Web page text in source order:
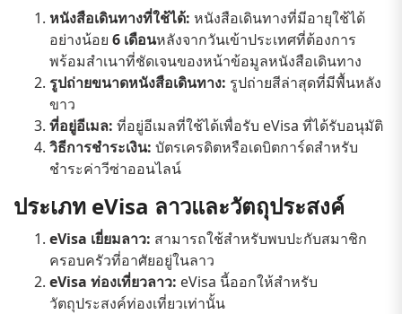
หนังสือเดินทางที่ใช้ได้: หนังสือเดินทางที่มีอายุใช้ได้
อย่างน้อย 6 เดือนหลังจากวันเข้าประเทศที่ต้องการ
พร้อมสำเนาที่ชัดเจนของหน้าข้อมูลหนังสือเดินทาง
รูปถ่ายขนาดหนังสือเดินทาง: รูปถ่ายสีล่าสุดที่มีพื้นหลัง
ขาว
ที่อยู่อีเมล: ที่อยู่อีเมลที่ใช้ได้เพื่อรับ eVisa ที่ได้รับอนุมัติ
วิธีการชำระเงิน: บัตรเครดิตหรือเดบิตการ์ดสำหรับ
ชำระค่าวีซ่าออนไลน์
ประเภท eVisa ลาวและวัตถุประสงค์
eVisa เยี่ยมลาว: สามารถใช้สำหรับพบปะกับสมาชิก
ครอบครัวที่อาศัยอยู่ในลาว
eVisa ท่องเที่ยวลาว: eVisa นี้ออกให้สำหรับ
วัตถุประสงค์ท่องเที่ยวเท่านั้น